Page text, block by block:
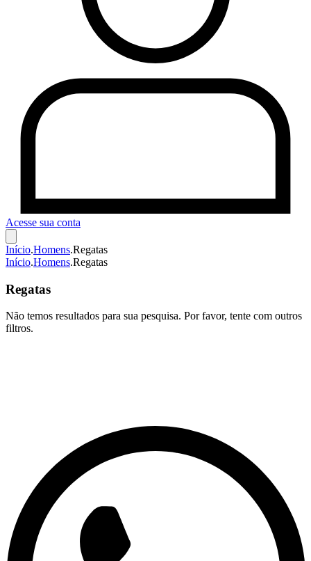
Acesse sua conta
Início.Homens.Regatas
Início.Homens.Regatas
Regatas
Não temos resultados para sua pesquisa. Por favor, tente com outros
filtros.